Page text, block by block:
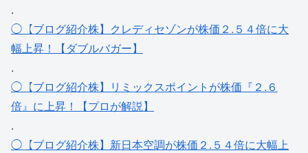
.
◯【ブログ紹介株】クレディセゾンが株価２.５４倍に大
幅上昇！【ダブルバガー】
.
◯【ブログ紹介株】リミックスポイントが株価『２.６
倍』に上昇！【プロが解説】
.
◯【ブログ紹介株】新日本空調が株価２.５４倍に大幅上